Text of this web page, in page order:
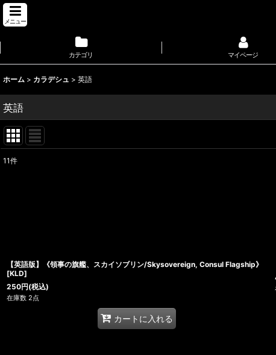
メニュー
カテゴリ マイページ
ホーム > カラデシュ > 英語
英語
11件
【英語版】《領事の旗艦、スカイソブリン/Skysovereign, Consul Flagship》
[KLD]
250円(税込)
在庫数 2点
カートに入れる